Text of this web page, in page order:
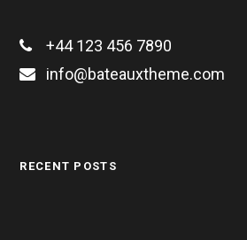
+44 123 456 7890
info@bateauxtheme.com
RECENT POSTS